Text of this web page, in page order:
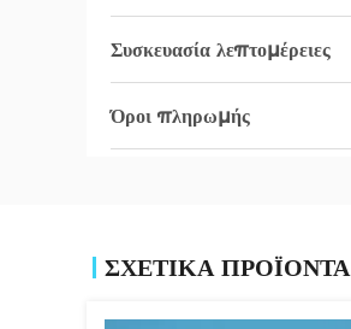
Συσκευασία λεπτομέρειες
Όροι πληρωμής
ΣΧΕΤΙΚΑ ΠΡΟΪΟΝΤΑ